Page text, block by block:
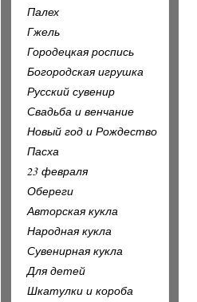
Палех
Гжель
Городецкая роспись
Богородская игрушка
Русский сувенир
Свадьба и венчание
Новый год и Рождество
Пасха
23 февраля
Обереги
Авторская кукла
Народная кукла
Сувенирная кукла
Для детей
Шкатулки и короба